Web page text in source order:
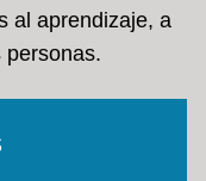
al aprendizaje, a
personas.